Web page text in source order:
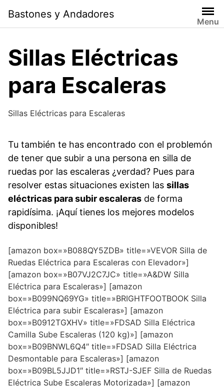
contenido
Bastones y Andadores
Menu
Sillas Eléctricas
para Escaleras
Sillas Eléctricas para Escaleras
Tu también te has encontrado con el problemón
de tener que subir a una persona en silla de
ruedas por las escaleras ¿verdad? Pues para
resolver estas situaciones existen las sillas
eléctricas para subir escaleras de forma
rapidísima. ¡Aquí tienes los mejores modelos
disponibles!
[amazon box=»B088QY5ZDB» title=»VEVOR Silla de
Ruedas Eléctrica para Escaleras con Elevador»]
[amazon box=»B07VJ2C7JC» title=»A&DW Silla
Eléctrica para Escaleras»] [amazon
box=»B099NQ69YG» title=»BRIGHTFOOTBOOK Silla
Eléctrica para subir Escaleras»] [amazon
box=»B0912TGXHV» title=»FDSAD Silla Eléctrica
Camilla Sube Escaleras (120 kg)»] [amazon
box=»B09BNWL6Q4″ title=»FDSAD Silla Eléctrica
Desmontable para Escaleras»] [amazon
box=»B09BL5JJD1″ title=»RSTJ-SJEF Silla de Ruedas
Eléctrica Sube Escaleras Motorizada»] [amazon